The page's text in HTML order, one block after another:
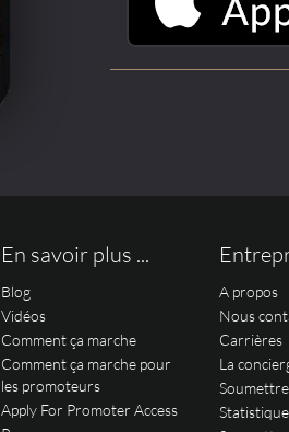
En savoir plus ...
Blog
Vidéos
Comment ça marche
Comment ça marche pour
les promoteurs
Apply For Promoter Access
A propos
Nous
Carrières
La